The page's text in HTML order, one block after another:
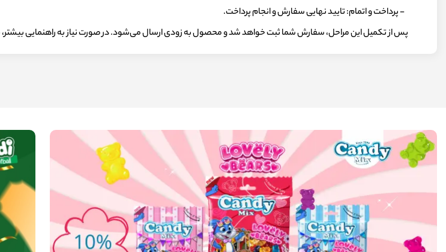
- پرداخت و اتمام: تایید نهایی سفارش و انجام پرداخت.
پس از تکمیل این مراحل، سفارش شما ثبت خواهد شد و محصول به زودی ارسال می‌شود. در صورت نیاز به راهنمایی بیشتر،